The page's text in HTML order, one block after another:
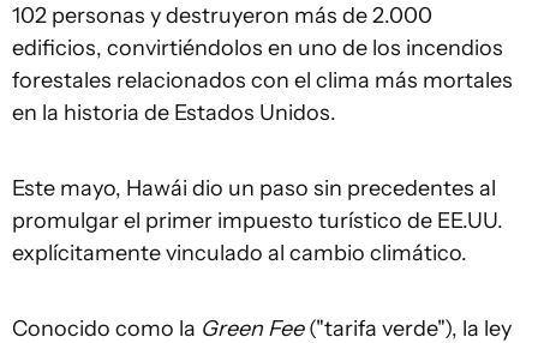
102 personas y destruyeron más de 2.000
edificios, convirtiéndolos en uno de los incendios
forestales relacionados con el clima más mortales
en la historia de Estados Unidos.
Este mayo, Hawái dio un paso sin precedentes al
promulgar el primer impuesto turístico de EE.UU.
explícitamente vinculado al cambio climático.
Conocido como la Green Fee("tarifa verde"), la ley